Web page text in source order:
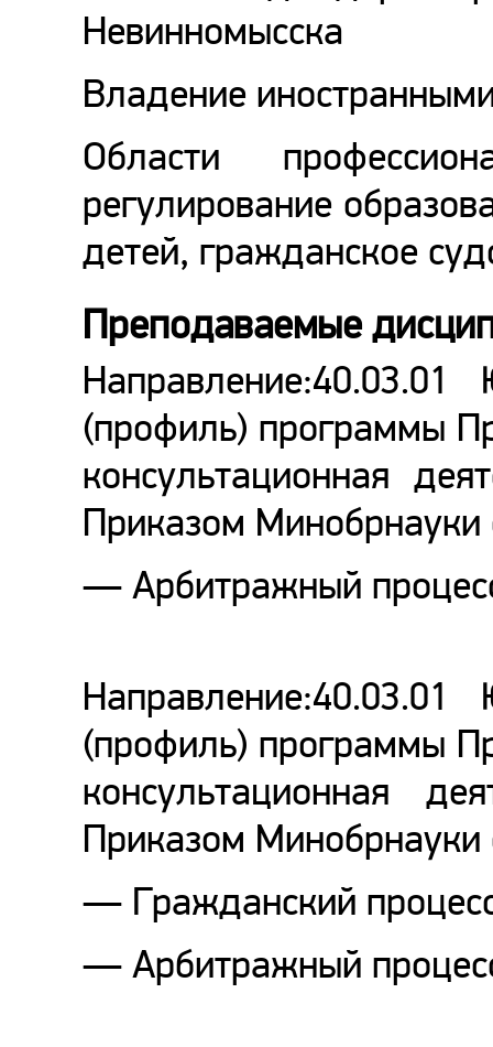
Невинномысска
Владение
Области
регулирование
детей, гражданское
Преподаваемые
Направление:40.03.01
(профиль) программы
консультационная
Приказом
— Арбитражный
Направление:40.03.01
(профиль) программы
консультационная
Приказом
— Гражданский
— Арбитражный